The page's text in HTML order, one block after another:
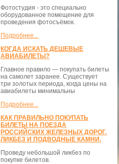
Фотостудия - это специально
оборудованное помещение для
проведения фотосъёмок.
Подробнее...
КОГДА ИСКАТЬ ДЕШЕВЫЕ
АВИАБИЛЕТЫ?
Главное правило — покупать билеты
на самолет заранее. Существует
три золотых периода, когда цены на
авиабилеты минимальны
Подробнее...
КАК ПРАВИЛЬНО ПОКУПАТЬ
БИЛЕТЫ НА ПОЕЗДА
РОССИЙСКИХ ЖЕЛЕЗНЫХ ДОРОГ.
ЛИКБЕЗ И ПОДВОДНЫЕ КАМНИ.
Проведу небольшой ликбез по
покупке билетов.